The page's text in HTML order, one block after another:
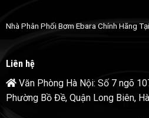
Nhà Phân Phối Bơm Ebara Chính Hãng
Liên hệ
Văn Phòng Hà Nội: Số 7 ngõ
Phường Bồ Đề, Quận Long Biên,